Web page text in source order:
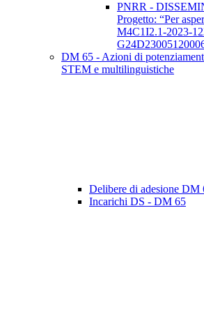
PNRR -
Progetto: “Per
M4C1I2.1-2023-
DM 65 - Azioni di
STEM e multilinguistiche
Delibere di adesione DM
Incarichi DS - DM 65